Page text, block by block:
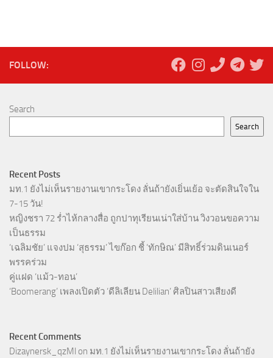
FOLLOW:
Search
Search
Recent Posts
มท.1 ยังไม่เห็นรายงานเขากระโดง ลั่นถ้ายังเยิ่นเย้อ จะตัดสินใจใน
7-15 วัน!
หญิงชรา 72 ร่ำไห้กลางสื่อ ถูกปาทุเรียนเน่าใส่บ้าน วิงวอนขอความ
เป็นธรรม
‘เฉลิมชัย’ แจงปม ‘สุธรรม’ ไขก๊อก ชี้ ‘ทักษิณ’ มีสิทธิ์ร่วมดินเนอร์
พรรคร่วม
คู่แฝด ‘แม้ว-ทอน’
‘Boomerang’ เพลงเปิดตัว ‘ดีลิเลียน Delilian’ ศิลปินสาวเสียงดี
Recent Comments
Dizaynersk_qzMl on มท.1 ยังไม่เห็นรายงานเขากระโดง ลั่นถ้ายัง